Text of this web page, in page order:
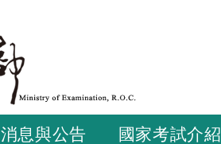
消息與公告 國家考試介紹